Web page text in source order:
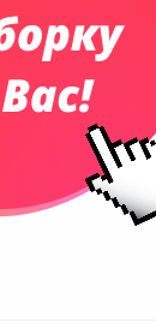
промо
косметички